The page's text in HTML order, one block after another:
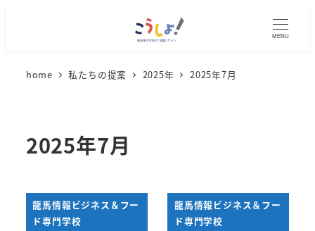
MENU
home 私たちの提案 2025年 2025年7月
2025年7月
龍馬情報ビジネス＆フー
ド専門学校
龍馬情報ビジネス＆フー
ド専門学校